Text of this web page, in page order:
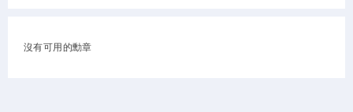
沒有可用的勳章